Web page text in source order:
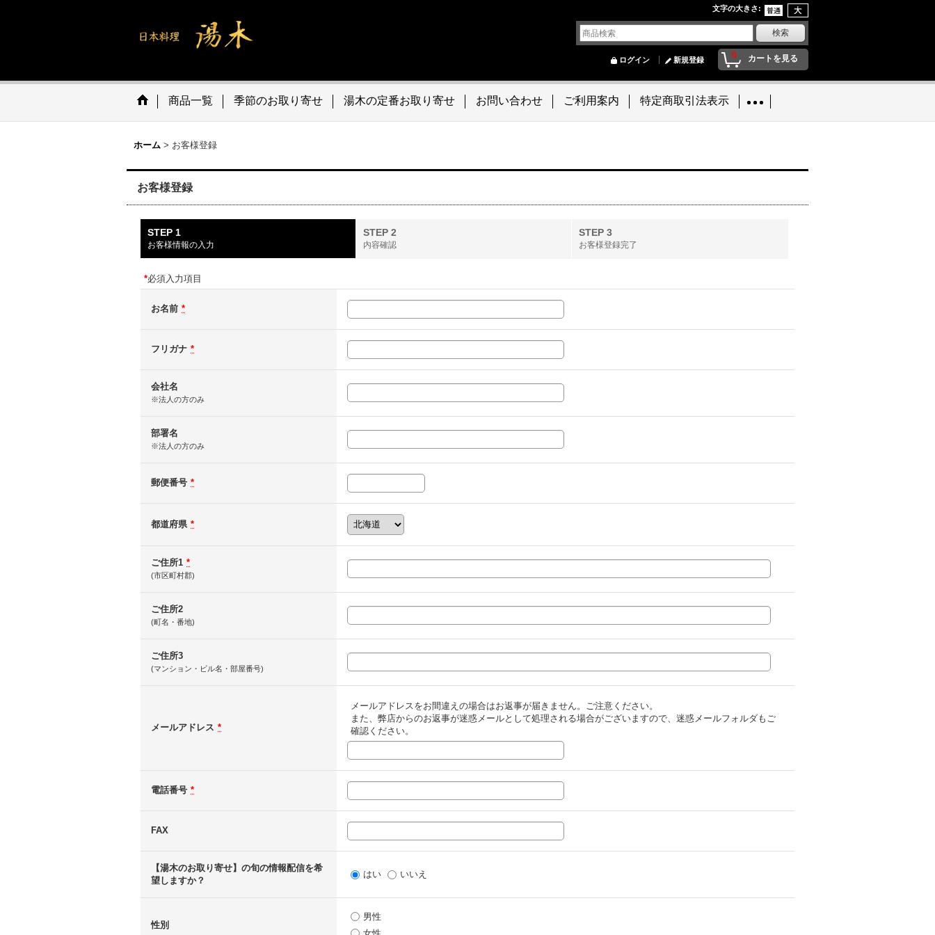
文字の大きさ :
0 カートを見る
ログイン 新規登録
商品一覧 季節のお取り寄せ 湯木の定番お取り寄せ お問い合わせ ご利用案内 特定商取引法表示
ホーム > お客様登録
お客様登録
STEP 1
お客様情報の入力
STEP 2
内容確認
STEP 3
お客様登録完了
*必須入力項目
お名前 *
フリガナ *
会社名
※法人の方のみ
部署名
※法人の方のみ
郵便番号 *
都道府県 *
ご住所1 *
(市区町村郡)
ご住所2
(町名・番地)
ご住所3
(マンション・ビル名・部屋番号)
メールアドレス *
メールアドレスをお間違えの場合はお返事が届きません。ご注意ください。
また、弊店からのお返事が迷惑メールとして処理される場合がございますので、迷惑メールフォルダもご
確認ください。
電話番号 *
FAX
【湯木のお取り寄せ】の旬の情報配信を希
望しますか？
はい いいえ
性別
男性